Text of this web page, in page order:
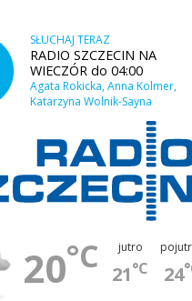
SŁUCHAJ TERAZ
RADIO SZCZECIN NA
WIECZÓR do 04:00
Agata Rokicka, Anna Kolmer,
Katarzyna Wolnik-Sayna
20°C jutro
21°C 24